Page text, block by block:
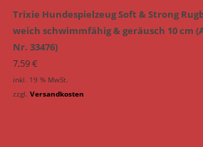
Trixie Hundespielzeug Soft & Strong
weich schwimmfähig & geräusch 10 cm
Nr. 33476)
7,59€
inkl. 19 % MwSt.
zzgl. Versandkosten